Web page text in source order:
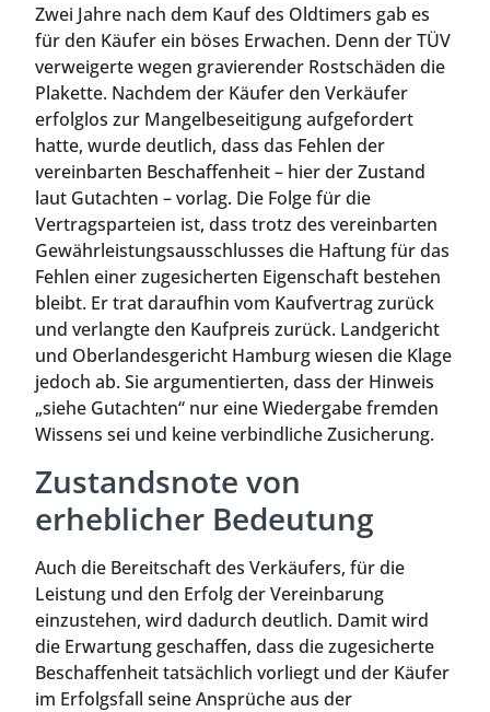
Zwei Jahre nach dem Kauf des Oldtimers gab es
für den Käufer ein böses Erwachen. Denn der TÜV
verweigerte wegen gravierender Rostschäden die
Plakette. Nachdem der Käufer den Verkäufer
erfolglos zur Mangelbeseitigung aufgefordert
hatte, wurde deutlich, dass das Fehlen der
vereinbarten Beschaffenheit – hier der Zustand
laut Gutachten – vorlag. Die Folge für die
Vertragsparteien ist, dass trotz des vereinbarten
Gewährleistungsausschlusses die Haftung für das
Fehlen einer zugesicherten Eigenschaft bestehen
bleibt. Er trat daraufhin vom Kaufvertrag zurück
und verlangte den Kaufpreis zurück. Landgericht
und Oberlandesgericht Hamburg wiesen die Klage
jedoch ab. Sie argumentierten, dass der Hinweis
„siehe Gutachten“ nur eine Wiedergabe fremden
Wissens sei und keine verbindliche Zusicherung.
Zustandsnote von
erheblicher Bedeutung
Auch die Bereitschaft des Verkäufers, für die
Leistung und den Erfolg der Vereinbarung
einzustehen, wird dadurch deutlich. Damit wird
die Erwartung geschaffen, dass die zugesicherte
Beschaffenheit tatsächlich vorliegt und der Käufer
im Erfolgsfall seine Ansprüche aus der